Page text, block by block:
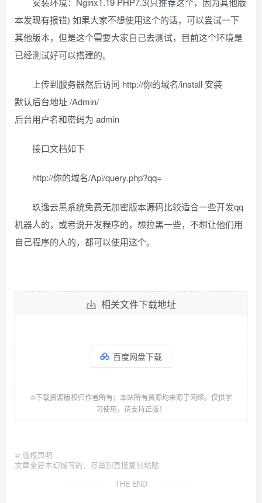
本发现有报错) 如果大家不想使用这个的话，可以尝试一下
其他版本，但是这个需要大家自己去测试，目前这个环境是
已经测试好可以搭建的。
上传到服务器然后访问 http://你的域名/install 安装
默认后台地址 /Admin/
后台用户名和密码为 admin
接口文档如下
http://你的域名/Api/query.php?qq=
玖逸云黑系统免费无加密版本源码比较适合一些开发qq
机器人的，或者说开发程序的，想拉黑一些，不想让他们用
自己程序的人的，都可以使用这个。
相关文件下载地址
百度网盘下载
©下载资源版权归作者所有；本站所有资源均来源于网络，仅供学
习使用，请支持正版！
© 版权声明
文章全是本幻城写的，尽量别直接复制粘贴
THE END